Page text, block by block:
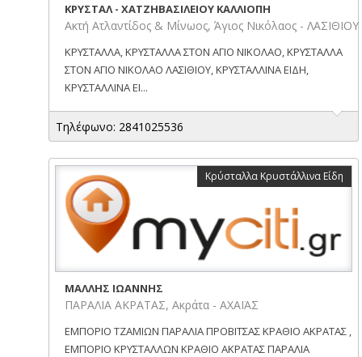
ΚΡΥΣΤΑΛ - ΧΑΤΖΗΒΑΣΙΛΕΙΟΥ ΚΑΛΛΙΟΠΗ
Ακτή Ατλαντίδος & Μίνωος, Άγιος Νικόλαος - ΛΑΣΙΘΙΟΥ
ΚΡΥΣΤΑΛΛΑ, ΚΡΥΣΤΑΛΛΑ ΣΤΟΝ ΑΓΙΟ ΝΙΚΟΛΑΟ, ΚΡΥΣΤΑΛΛΑ
ΣΤΟΝ ΑΓΙΟ ΝΙΚΟΛΑΟ ΛΑΣΙΘΙΟΥ, ΚΡΥΣΤΑΛΛΙΝΑ ΕΙΔΗ,
ΚΡΥΣΤΑΛΛΙΝΑ ΕΙ...
Τηλέφωνο: 2841025536
Κρύσταλλα Κρυστάλλινα Είδη
ΜΑΛΛΗΣ ΙΩΑΝΝΗΣ
ΠΑΡΑΛΙΑ ΑΚΡΑΤΑΣ, Ακράτα - ΑΧΑΪΑΣ
ΕΜΠΟΡΙΟ ΤΖΑΜΙΩΝ ΠΑΡΑΛΙΑ ΠΡΟΒΙΤΣΑΣ ΚΡΑΘΙΟ ΑΚΡΑΤΑΣ ,
ΕΜΠΟΡΙΟ ΚΡΥΣΤΑΛΛΩΝ ΚΡΑΘΙΟ ΑΚΡΑΤΑΣ ΠΑΡΑΛΙΑ